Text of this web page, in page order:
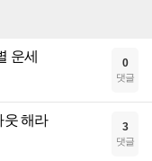
운세 0
댓글
웃 해라 3
댓글